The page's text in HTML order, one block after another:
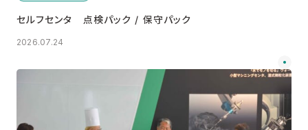
セルフセンタ 点検パック / 保守パック
2026.07.24